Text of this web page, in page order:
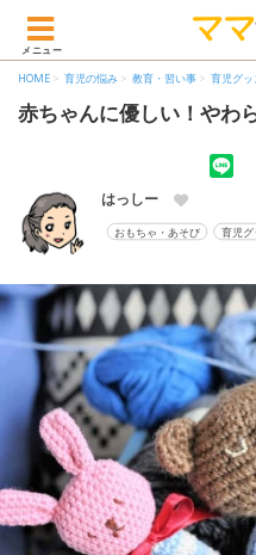
メニュー
HOME 育児の悩み 教育・習い事 育児グッ
赤ちゃんに優しい！やわ
はっしー
おもちゃ・あそび 育児グ